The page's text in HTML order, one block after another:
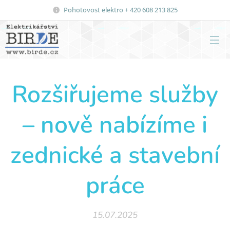
Pohotovost elektro + 420 608 213 825
Rozšiřujeme služby
– nově nabízíme i
zednické a stavební
práce
15.07.2025